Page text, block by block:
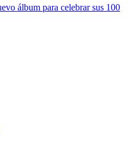
álbum para celebrar sus 100